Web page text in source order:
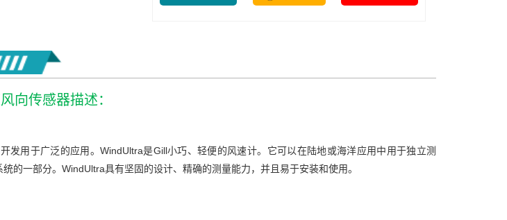
传感器描述：
发用于广泛的应用。WindUltra是Gill小巧、轻便的风速计。它可以在陆地或海洋应用中用于独立测
的一部分。WindUltra具有坚固的设计、精确的测量能力，并且易于安装和使用。